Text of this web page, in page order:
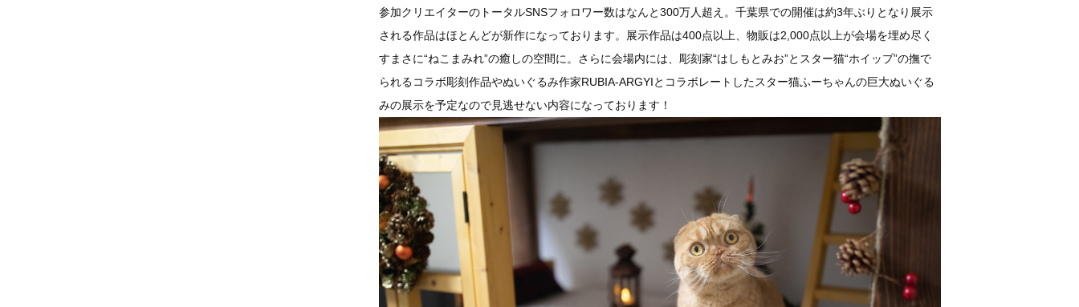
参加クリエイターのトータルSNSフォロワー数はなんと300万人超え。千葉県での開催は約3年ぶりとなり展示
される作品はほとんどが新作になっております。展示作品は400点以上、物販は2,000点以上が会場を埋め尽く
すまさに“ねこまみれ”の癒しの空間に。さらに会場内には、彫刻家“はしもとみお”とスター猫“ホイップ”の撫で
られるコラボ彫刻作品やぬいぐるみ作家RUBIA-ARGYIとコラボレートしたスター猫ふーちゃんの巨大ぬいぐる
みの展示を予定なので見逃せない内容になっております！